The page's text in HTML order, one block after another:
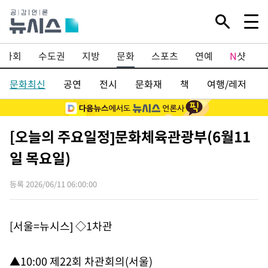
사회 수도권 지방 문화 스포츠 연예 N샷
문화최신
공연 전시 문화재 책 여행/레저
[오늘의 주요일정]문화체육관광부(6월11
일 목요일)
등록 2026/06/11 06:00:00
[서울=뉴시스] ◇1차관
▲10:00 제22회 차관회의(서울)